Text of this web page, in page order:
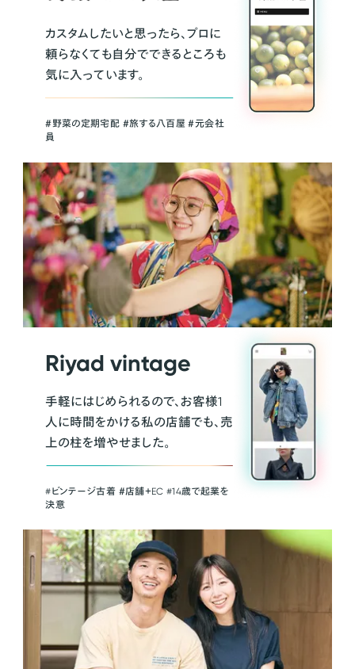
カスタムしたいと思ったら、プロに
頼らなくても自分でできるところも
気に入っています。
＃野菜の定期宅配 ＃旅する八百屋 ＃元会社
員
Riyad vintage
手軽にはじめられるので、お客様1
人に時間をかける私の店舗でも、売
上の柱を増やせました。
#ビンテージ古着 ＃店舗＋EC #14歳で起業を
決意